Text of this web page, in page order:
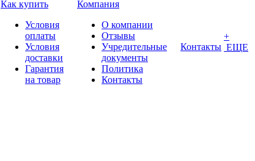
Как купить
Условия
оплаты
Условия
доставки
Гарантия
на товар
Компания
О компании
Отзывы
Учредительные
документы
Политика
Контакты
Контакты
+
ЕЩЕ